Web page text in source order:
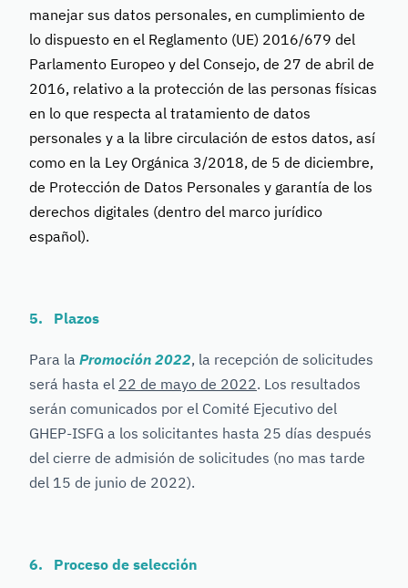
manejar sus datos personales, en cumplimiento de
lo dispuesto en el Reglamento (UE) 2016/679 del
Parlamento Europeo y del Consejo, de 27 de abril de
2016, relativo a la protección de las personas físicas
en lo que respecta al tratamiento de datos
personales y a la libre circulación de estos datos, así
como en la Ley Orgánica 3/2018, de 5 de diciembre,
de Protección de Datos Personales y garantía de los
derechos digitales (dentro del marco jurídico
español).
5. Plazos
Para la Promoción 2022, la recepción de solicitudes
será hasta el 22 de mayo de 2022. Los resultados
serán comunicados por el Comité Ejecutivo del
GHEP-ISFG a los solicitantes hasta 25 días después
del cierre de admisión de solicitudes (no mas tarde
del 15 de junio de 2022).
6. Proceso de selección